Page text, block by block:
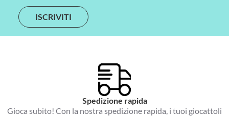
a
i
l
Spedizione rapida
Gioca subito! Con la nostra spedizione rapida, i tuoi giocattoli